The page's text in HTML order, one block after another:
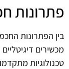
פתרונות
בין הפתרונות
מכשירים
טכנולוגיות